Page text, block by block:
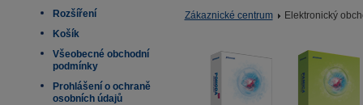
Rozšíření
Košík
Všeobecné obchodní
podmínky
Prohlášení o ochraně
osobních údajů
Zákaznické centrum Elektronický